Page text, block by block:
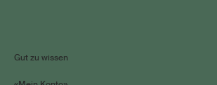
Gut zu wissen